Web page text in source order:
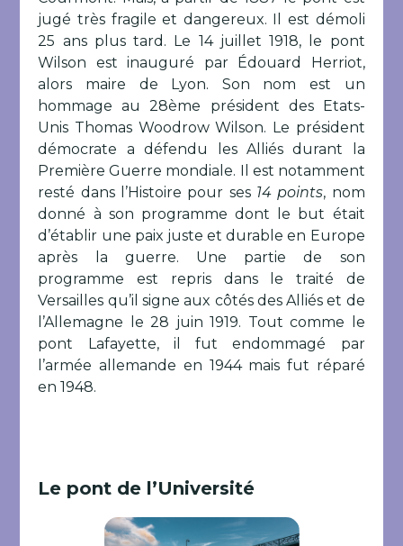
jugé très fragile et dangereux. Il est démoli
25 ans plus tard. Le 14 juillet 1918, le pont
Wilson est inauguré par Édouard Herriot,
alors maire de Lyon. Son nom est un
hommage au 28ème président des Etats-
Unis Thomas Woodrow Wilson. Le président
démocrate a défendu les Alliés durant la
Première Guerre mondiale. Il est notamment
resté dans l’Histoire pour ses 14 points, nom
donné à son programme dont le but était
d’établir une paix juste et durable en Europe
après la guerre. Une partie de son
programme est repris dans le traité de
Versailles qu’il signe aux côtés des Alliés et de
l’Allemagne le 28 juin 1919. Tout comme le
pont Lafayette, il fut endommagé par
l’armée allemande en 1944 mais fut réparé
en 1948.
Le pont de l’Université